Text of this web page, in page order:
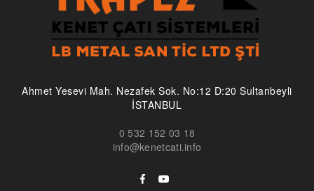
Ahmet Yesevi Mah. Nezafek Sok. No:12 D:20 Sultanbeyli
İSTANBUL
0 532 152 03 18
info@kenetcati.info